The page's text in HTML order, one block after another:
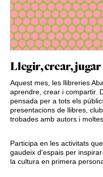
Llegir, crear, jugar
Aquest mes, les llibreries
aprendre, crear i compartir.
pensada per a tots els
presentacions de llibres,
trobades amb autors i
Participa en les activitats
gaudeix d'espais per
la cultura en primera